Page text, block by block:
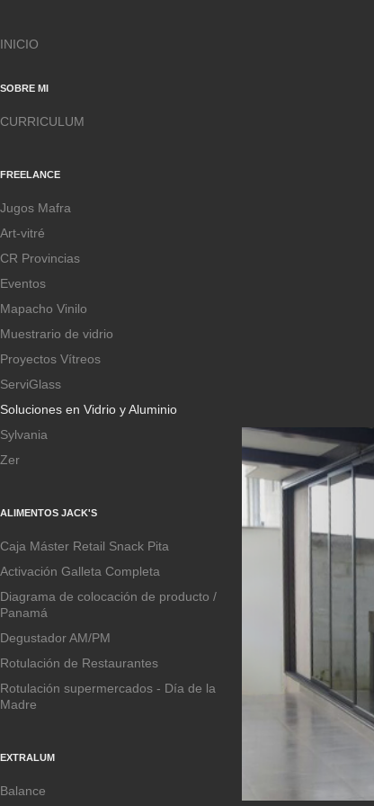
INICIO
SOBRE MI
CURRICULUM
FREELANCE
Jugos Mafra
Art-vitré
CR Provincias
Eventos
Mapacho Vinilo
Muestrario de vidrio
Proyectos Vítreos
ServiGlass
Soluciones en Vidrio y Aluminio
Sylvania
Zer
ALIMENTOS JACK'S
Caja Máster Retail Snack Pita
Activación Galleta Completa
Diagrama de colocación de producto /
Panamá
Degustador AM/PM
Rotulación de Restaurantes
Rotulación supermercados - Día de la
Madre
EXTRALUM
Balance